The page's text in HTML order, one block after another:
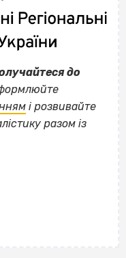
до
і розвивайте
разом із